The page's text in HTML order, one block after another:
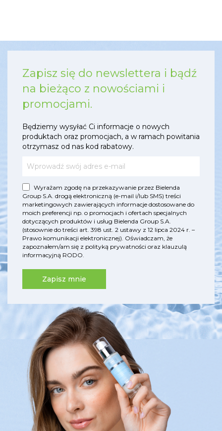
Zapisz się do newslettera i bądź
na bieżąco z nowościami i
promocjami.
Będziemy wysyłać Ci informacje o nowych
produktach oraz promocjach, a w ramach powitania
otrzymasz od nas kod rabatowy.
Wyrażam zgodę na przekazywanie przez Bielenda
Group S.A. drogą elektroniczną (e-mail i/lub SMS) treści
marketingowych zawierających informacje dostosowane do
moich preferencji np. o promocjach i ofertach specjalnych
dotyczących produktów i usług Bielenda Group S.A.
(stosownie do treści art. 398 ust. 2 ustawy z 12 lipca 2024 r. –
Prawo komunikacji elektronicznej). Oświadczam, że
zapoznałem/am się z polityką prywatności oraz klauzulą
informacyjną RODO.
Zapisz mnie